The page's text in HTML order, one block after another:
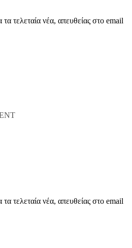
τελεταία νέα, απευθείας στο email
τελεταία νέα, απευθείας στο email